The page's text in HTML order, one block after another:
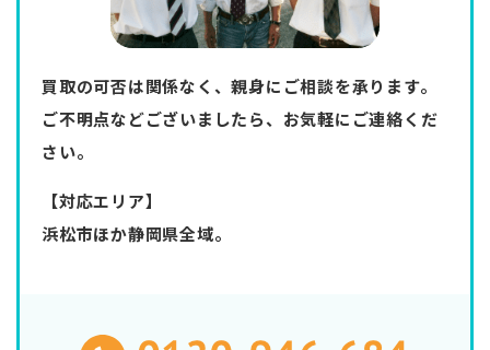
買取の可否は関係なく、親身にご相談を承ります。
ご不明点などございましたら、お気軽にご連絡くだ
さい。
【対応エリア】
浜松市ほか静岡県全域。